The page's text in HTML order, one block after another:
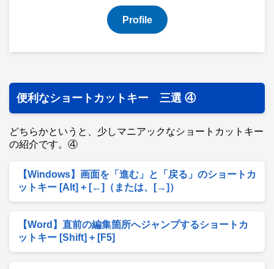
Profile
便利なショートカットキー 三選 ④
どちらかというと、少しマニアックなショートカットキー
の紹介です。④
【Windows】画面を「進む」と「戻る」のショートカ
ットキー [Alt] + [←]（または、[→]）
【Word】直前の編集箇所へジャンプするショートカ
ットキー [Shift] + [F5]